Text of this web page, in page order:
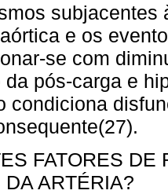
e os
se com
da pós-carga e
condiciona
FATORES DE
DA ARTÉRIA?